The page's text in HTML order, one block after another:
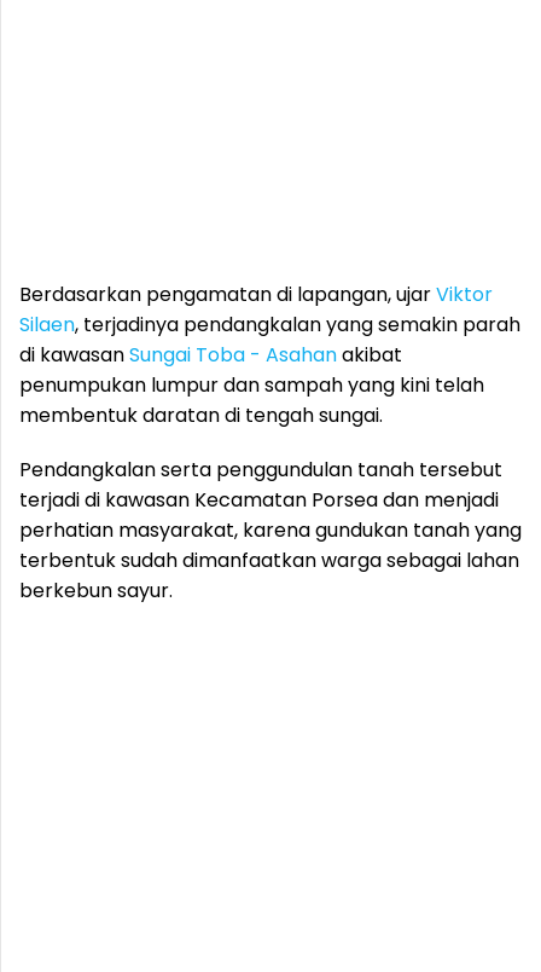
Berdasarkan pengamatan di lapangan, ujarViktor
Silaen, terjadinya pendangkalan yang semakin parah
di kawasanSungai Toba - Asahanakibat
penumpukan lumpur dan sampah yang kini telah
membentuk daratan di tengah sungai.
Pendangkalan serta penggundulan tanah tersebut
terjadi di kawasan Kecamatan Porsea dan menjadi
perhatian masyarakat, karena gundukan tanah yang
terbentuk sudah dimanfaatkan warga sebagai lahan
berkebun sayur.